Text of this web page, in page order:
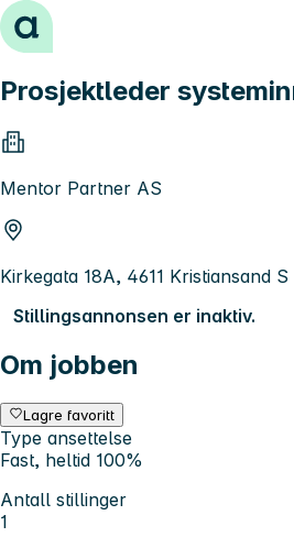
Hopp til innhold
Prosjektleder
Mentor Partner AS
Kirkegata 18A, 4611 Kristiansand S
Stillingsannonsen er inaktiv.
Om jobben
Lagre favoritt
Type ansettelse
Fast, heltid 100%
Antall stillinger
1